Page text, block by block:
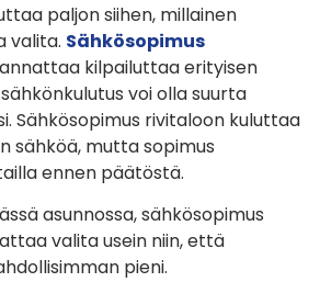
paljon siihen, millainen
valita. Sähkösopimus
kilpailuttaa erityisen
voi olla suurta
Sähkösopimus rivitaloon kuluttaa
sähköä, mutta sopimus
ennen päätöstä.
asunnossa, sähkösopimus
valita usein niin, että
pieni.